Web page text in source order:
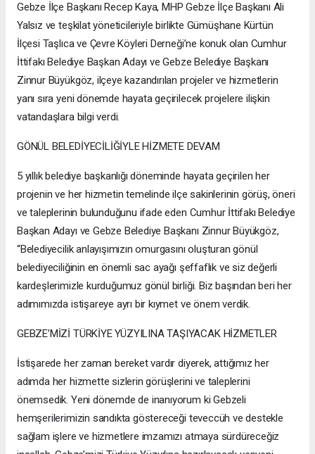
Gebze İlçe Başkanı Recep Kaya, MHP Gebze İlçe Başkanı Ali
Yalsız ve teşkilat yöneticileriyle birlikte Gümüşhane Kürtün
İlçesi Taşlıca ve Çevre Köyleri Derneği’ne konuk olan Cumhur
İttifakı Belediye Başkan Adayı ve Gebze Belediye Başkanı
Zinnur Büyükgöz, ilçeye kazandırılan projeler ve hizmetlerin
yanı sıra yeni dönemde hayata geçirilecek projelere ilişkin
vatandaşlara bilgi verdi.
GÖNÜL BELEDİYECİLİĞİYLE HİZMETE DEVAM
5 yıllık belediye başkanlığı döneminde hayata geçirilen her
projenin ve her hizmetin temelinde ilçe sakinlerinin görüş, öneri
ve taleplerinin bulunduğunu ifade eden Cumhur İttifakı Belediye
Başkan Adayı ve Gebze Belediye Başkanı Zinnur Büyükgöz,
“Belediyecilik anlayışımızın omurgasını oluşturan gönül
belediyeciliğinin en önemli sac ayağı şeffaflık ve siz değerli
kardeşlerimizle kurduğumuz gönül birliği. Biz başından beri her
adımımızda istişareye ayrı bir kıymet ve önem verdik.
GEBZE’MİZİ TÜRKİYE YÜZYILINA TAŞIYACAK HİZMETLER
İstişarede her zaman bereket vardır diyerek, attığımız her
adımda her hizmette sizlerin görüşlerini ve taleplerini
önemsedik. Yeni dönemde de inanıyorum ki Gebzeli
hemşerilerimizin sandıkta göstereceği teveccüh ve destekle
sağlam işlere ve hizmetlere imzamızı atmaya sürdüreceğiz